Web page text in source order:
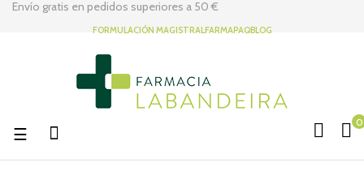
Envío gratis en pedidos superiores a 50 €
FORMULACIÓN MAGISTRALFARMAPAQBLOG
0
Navegación
palanca
☰